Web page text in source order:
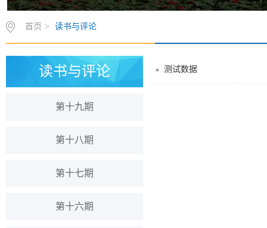
首页 > 读书与评论
读书与评论
第十九期
第十八期
第十七期
第十六期
测试数据